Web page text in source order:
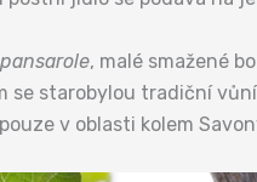
pansarole, malé smažené
se starobylou tradiční
v oblasti kolem